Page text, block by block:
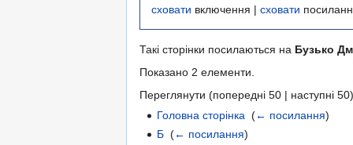
сховати включення | сховати
Такі сторінки посилаються на Бузько
Показано 2 елементи.
Переглянути (попередні 50 | наступні
Головна сторінка ‎(← посилання)
Б ‎(← посилання)